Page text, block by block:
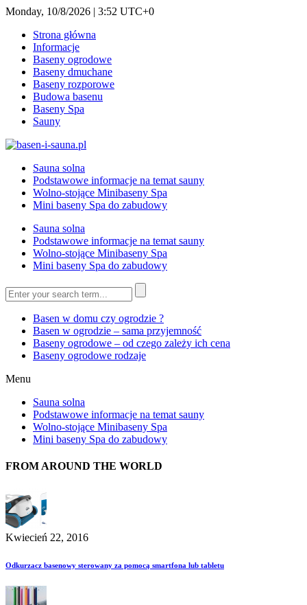
Monday, 10/8/2026 | 3:52 UTC+0
Strona główna
Informacje
Baseny ogrodowe
Baseny dmuchane
Baseny rozporowe
Budowa basenu
Baseny Spa
Sauny
Sauna solna
Podstawowe informacje na temat sauny
Wolno-stojące Minibaseny Spa
Mini baseny Spa do zabudowy
Sauna solna
Podstawowe informacje na temat sauny
Wolno-stojące Minibaseny Spa
Mini baseny Spa do zabudowy
Basen w domu czy ogrodzie ?
Basen w ogrodzie – sama przyjemność
Baseny ogrodowe – od czego zależy ich cena
Baseny ogrodowe rodzaje
Menu
Sauna solna
Podstawowe informacje na temat sauny
Wolno-stojące Minibaseny Spa
Mini baseny Spa do zabudowy
FROM AROUND THE WORLD
Kwiecień 22, 2016
Odkurzacz basenowy sterowany za pomocą smartfona lub tabletu